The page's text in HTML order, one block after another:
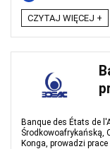
CZYTAJ WIĘCEJ +
Banque des États de
Środkowoafrykańską,
Konga, prowadzi prace